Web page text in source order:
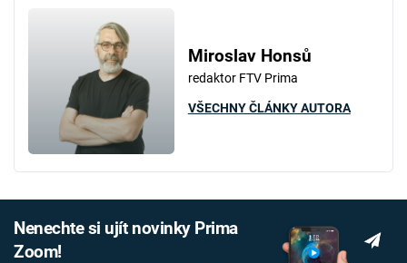
Miroslav Honsů
redaktor FTV Prima
VŠECHNY ČLÁNKY AUTORA
Nenechte si ujít novinky Prima
Zoom!